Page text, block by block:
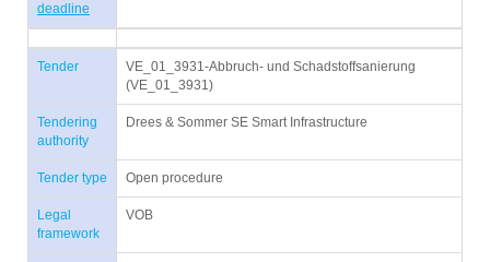
deadline
Tender
VE_01_3931-Abbruch- und Schadstoffsanierung
(VE_01_3931)
Tendering
authority
Drees & Sommer SE Smart Infrastructure
Tender type Open procedure
Legal
framework
VOB